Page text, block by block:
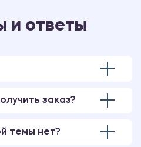
и ответы
заказ?
темы нет?